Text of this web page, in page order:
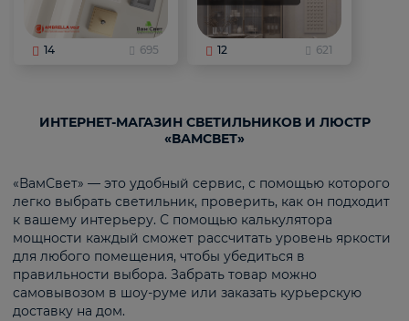
14 695 12 621
ИНТЕРНЕТ-МАГАЗИН СВЕТИЛЬНИКОВ И ЛЮСТР
«ВАМСВЕТ»
«ВамСвет» — это удобный сервис, с помощью которого
легко выбрать светильник, проверить, как он подходит
к вашему интерьеру. С помощью калькулятора
мощности каждый сможет рассчитать уровень яркости
для любого помещения, чтобы убедиться в
правильности выбора. Забрать товар можно
самовывозом в шоу-руме или заказать курьерскую
доставку на дом.